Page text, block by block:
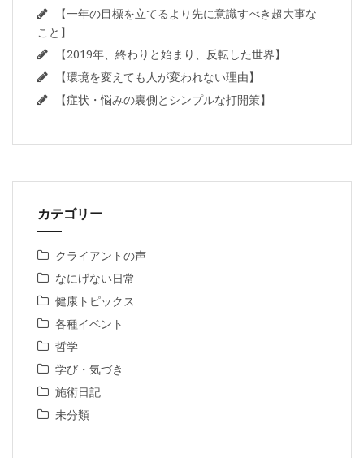
【一年の目標を立てるより先に意識すべき超大事な
こと】
【2019年、終わりと始まり、反転した世界】
【環境を変えても人が変われない理由】
【症状・悩みの裏側とシンプルな打開策】
カテゴリー
クライアントの声
なにげない日常
健康トピックス
各種イベント
哲学
学び・気づき
施術日記
未分類